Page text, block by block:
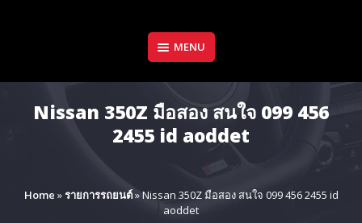
MENU
Nissan 350Z มือสอง สนใจ 099 456
2455 id aoddet
Home »รายการรถยนต์»Nissan 350Z มือสอง สนใจ 099 456 2455 id
aoddet